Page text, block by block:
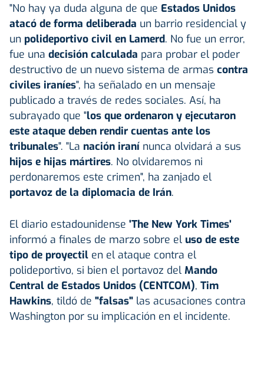
"No hay ya duda alguna de que Estados Unidos
atacó de forma deliberada un barrio residencial y
un polideportivo civil en Lamerd. No fue un error,
fue una decisión calculada para probar el poder
destructivo de un nuevo sistema de armas contra
civiles iraníes", ha señalado en un mensaje
publicado a través de redes sociales. Así, ha
subrayado que "los que ordenaron y ejecutaron
este ataque deben rendir cuentas ante los
tribunales". "La nación iraní nunca olvidará a sus
hijos e hijas mártires. No olvidaremos ni
perdonaremos este crimen", ha zanjado el
portavoz de la diplomacia de Irán.
El diario estadounidense 'The New York Times'
informó a finales de marzo sobre el uso de este
tipo de proyectil en el ataque contra el
polideportivo, si bien el portavoz del Mando
Central de Estados Unidos (CENTCOM), Tim
Hawkins, tildó de "falsas" las acusaciones contra
Washington por su implicación en el incidente.